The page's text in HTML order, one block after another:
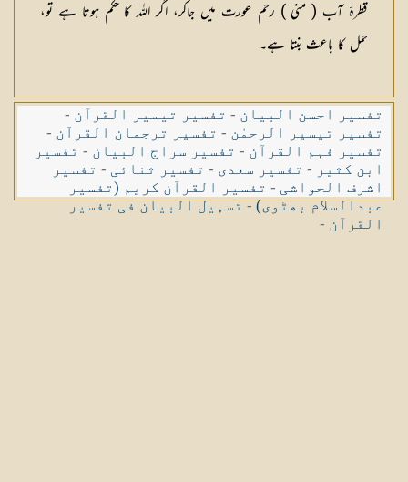
قطرۂ آب ( منی ) رحم عورت میں جاکر، اگر اللہ کا حکم ہوتا ہے تو،
حمل کا باعث بنتا ہے۔
تفسیر احسن البیان - تفسیر تیسیر القرآن -
تفسیر تیسیر الرحمٰن - تفسیر ترجمان القرآن -
تفسیر فہم القرآن - تفسیر سراج البیان - تفسیر
ابن کثیر - تفسیر سعدی - تفسیر ثنائی - تفسیر
اشرف الحواشی - تفسیر القرآن کریم (تفسیر
عبدالسلام بھٹوی)-تسہیل البیان فی تفسیر
القرآن -